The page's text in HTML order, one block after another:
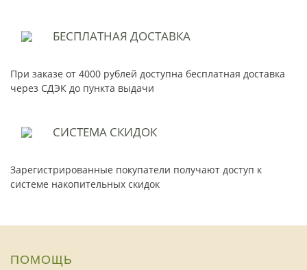
БЕСПЛАТНАЯ ДОСТАВКА
При заказе от 4000 рублей доступна бесплатная доставка
через СДЭК до пункта выдачи
СИСТЕМА СКИДОК
Зарегистрированные покупатели получают доступ к
системе накопительных скидок
ПОМОЩЬ